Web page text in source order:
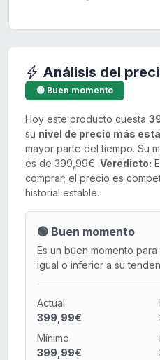
Análisis del
🟢 Buen momento
Hoy este producto cuesta
su nivel de precio más
mayor parte del tiempo. Su
es de 399,99€. Veredicto:
comprar; el precio es
historial estable.
🟢 Buen momento
Es un buen momento
igual o inferior a su
Actual
399,99€
Mínimo
399,99€